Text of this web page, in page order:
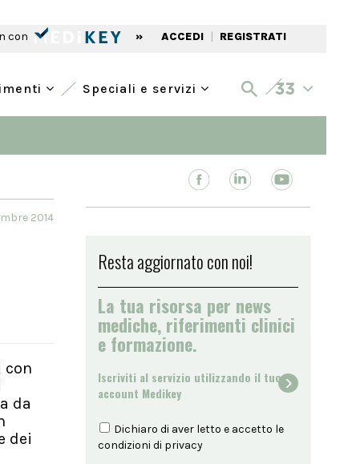
con » ACCEDI | REGISTRATI
Speciali e servizi
2014
con
da
dei
Resta aggiornato con noi!
La tua risorsa per news
mediche, riferimenti clinici
e formazione.
Iscriviti al servizio utilizzando il tuo
account Medikey
Dichiaro di aver letto e accetto le
condizioni di privacy